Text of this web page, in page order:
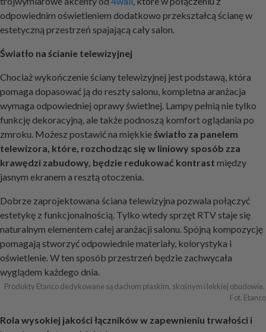
odpowiednim oświetleniem dodatkowo przekształcą ścianę w
estetyczną przestrzeń spajającą cały salon.
Światło na ścianie telewizyjnej
Chociaż wykończenie ściany telewizyjnej jest podstawą, która
pomaga dopasować ją do reszty salonu, kompletna aranżacja
wymaga odpowiedniej oprawy świetlnej. Lampy pełnią nie tylko
funkcję dekoracyjną, ale także podnoszą komfort oglądania po
zmroku. Możesz postawić na miękkieświatło za panelem
telewizora, które, rozchodząc się w liniowy sposób zza
krawędzi zabudowy, będzie redukować kontrast między
jasnym ekranem a resztą otoczenia.
Dobrze zaprojektowana ściana telewizyjna pozwala połączyć
estetykę z funkcjonalnością. Tylko wtedy sprzęt RTV staje się
naturalnym elementem całej aranżacji salonu. Spójną kompozycję
pomagają stworzyć odpowiednie materiały, kolorystyka i
oświetlenie. W ten sposób przestrzeń będzie zachwycała
wyglądem każdego dnia.
Produkty Etanco dedykowane są dachom płaskim, skośnym i lekkiej obudowie.
Fot. Etanco
Rola wysokiej jakości łączników w zapewnieniu trwałości i